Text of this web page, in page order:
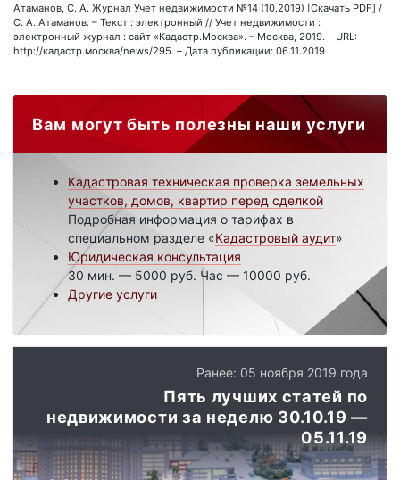
Атаманов, С. А. Журнал Учет недвижимости №14 (10.2019) [Скачать PDF] /
С. А. Атаманов. – Текст : электронный // Учет недвижимости :
электронный журнал : сайт «Кадастр.Москва». – Москва, 2019. – URL:
http://кадастр.москва/news/295. – Дата публикации: 06.11.2019
Вам могут быть полезны наши услуги
Кадастровая техническая проверка земельных
участков, домов, квартир перед сделкой
Подробная информация о тарифах в
специальном разделе «Кадастровый аудит»
Юридическая консультация
30 мин. — 5000 руб. Час — 10000 руб.
Другие услуги
Ранее: 05 ноября 2019 года
Пять лучших статей по
недвижимости за неделю 30.10.19 —
05.11.19